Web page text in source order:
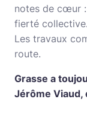
notes de cœur :
fierté collective.
Les travaux
route.
Grasse a
Jérôme Viaud,